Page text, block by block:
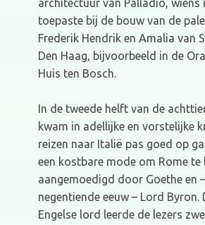
architectuur van Palladio, wiens
toepaste bij de bouw van de
Frederik Hendrik en Amalia van
Den Haag, bijvoorbeeld in de
Huis ten Bosch.
In de tweede helft van de
kwam in adellijke en vorstelijke
reizen naar Italië pas goed op
een kostbare mode om Rome te
aangemoedigd door Goethe en
negentiende eeuw – Lord Byron.
Engelse lord leerde de lezers